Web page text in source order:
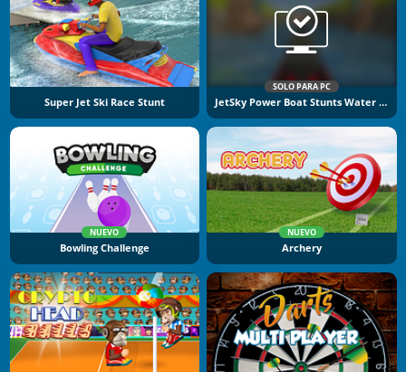
Super Jet Ski Race Stunt
SOLO PARA PC
JetSky Power Boat Stunts Water Racing
NUEVO
Bowling Challenge
NUEVO
Archery